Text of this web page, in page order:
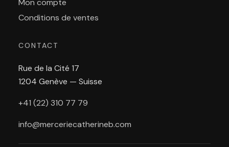
Mon compte
Conditions de ventes
CONTACT
Rue de la Cité 17
1204 Genève — Suisse
+41 (22) 310 77 79
info@merceriecatherineb.com